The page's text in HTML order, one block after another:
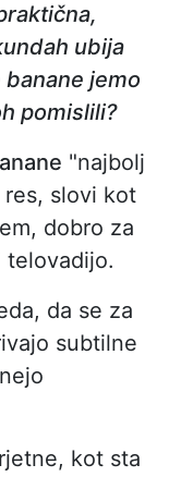
ubija
jemo
pomislili?
"najbolj
slovi kot
dobro za
telovadijo.
da se za
subtilne
kot sta